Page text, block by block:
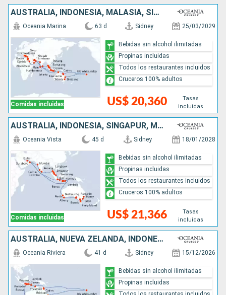
AUSTRALIA, INDONESIA, MALASIA, SINGAPUR, TAILANDIA, SRI LANKA, MALDIVAS, INDIA, OMAN, EMIRATOS ÁRABES UNIDOS, ARABIA SAUDÍ, EGIPTO, JORDANIA, CHIPRE, GRECIA, TURQUÍA
Comidas incluidas
Oceania Marina 63 d Sidney 25/03/2029
US$ 20,360
Tasas
incluidas
Bebidas sin alcohol ilimitadas
Propinas incluidas
Todos los restaurantes incluidos
Cruceros 100% adultos
AUSTRALIA, INDONESIA, SINGAPUR, MALASIA, TAILANDIA, SRI LANKA, INDIA, EMIRATOS ÁRABES UNIDOS
Comidas incluidas
Oceania Vista 45 d Sidney 18/01/2028
US$ 21,366
Tasas
incluidas
Bebidas sin alcohol ilimitadas
Propinas incluidas
Todos los restaurantes incluidos
Cruceros 100% adultos
AUSTRALIA, NUEVA ZELANDA, INDONESIA
Oceania Riviera 41 d Sidney 15/12/2026
Bebidas sin alcohol ilimitadas
Propinas incluidas